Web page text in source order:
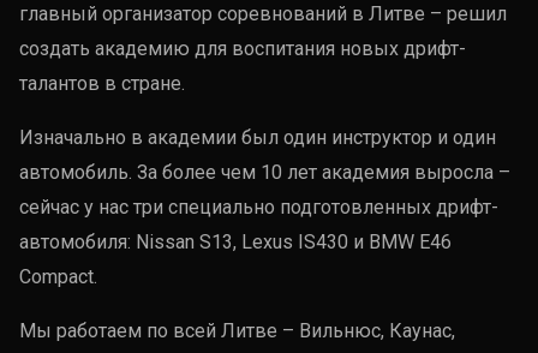
главный организатор соревнований в Литве – решил
создать академию для воспитания новых дрифт-
талантов в стране.
Изначально в академии был один инструктор и один
автомобиль. За более чем 10 лет академия выросла –
сейчас у нас три специально подготовленных дрифт-
автомобиля: Nissan S13, Lexus IS430 и BMW E46
Compact.
Мы работаем по всей Литве – Вильнюс, Каунас,